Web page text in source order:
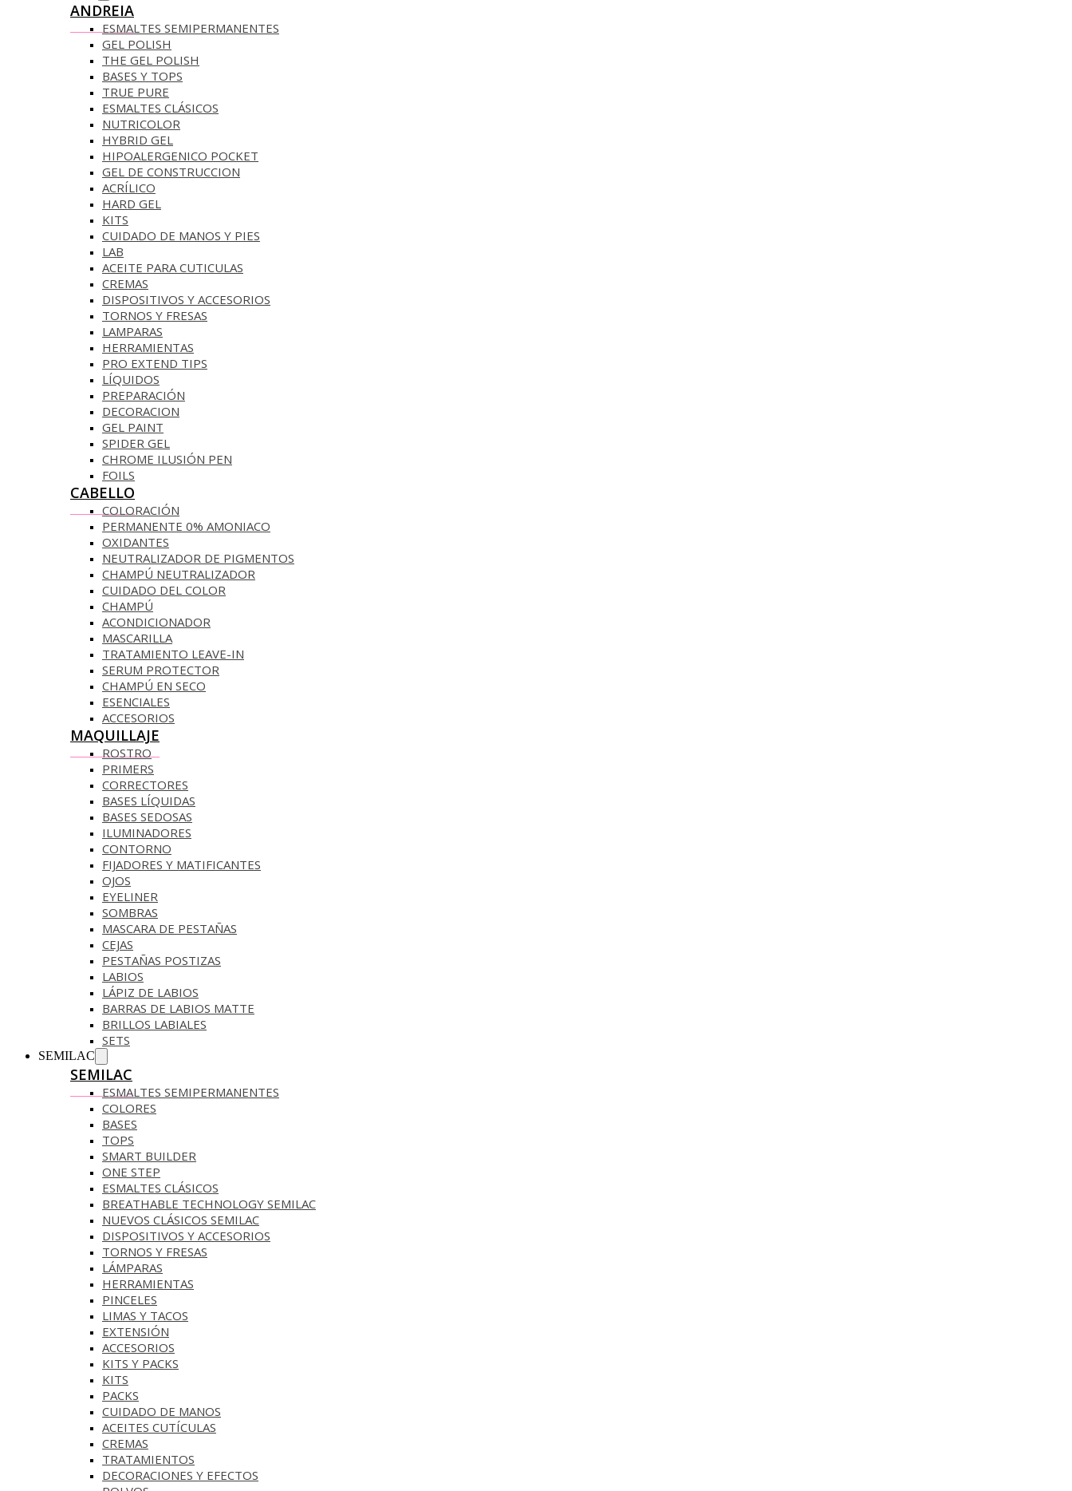
ANDREIA
ESMALTES SEMIPERMANENTES
GEL POLISH
THE GEL POLISH
BASES Y‎ TOPS
TRUE PURE
ESMALTES CLÁSICOS
NUTRICOLOR
HYBRID GEL
HIPOALERGENICO POCKET
GEL DE CONSTRUCCION
ACRÍLICO
HARD GEL
KITS
CUIDADO DE MANOS Y PIES
LAB
ACEITE PARA CUTICULAS
CREMAS
DISPOSITIVOS Y ACCESORIOS
TORNOS Y FRESAS
LAMPARAS
HERRAMIENTAS
PRO EXTEND TIPS
LÍQUIDOS
PREPARACIÓN
DECORACION
GEL PAINT
SPIDER GEL
CHROME ILUSIÓN PEN
FOILS
CABELLO
COLORACIÓN
PERMANENTE 0% AMONIACO
OXIDANTES
NEUTRALIZADOR DE PIGMENTOS
CHAMPÚ NEUTRALIZADOR
CUIDADO DEL COLOR
CHAMPÚ
ACONDICIONADOR
MASCARILLA
TRATAMIENTO LEAVE-IN
SERUM PROTECTOR
CHAMPÚ EN SECO
ESENCIALES
ACCESORIOS
MAQUILLAJE
ROSTRO
PRIMERS
CORRECTORES
BASES LÍQUIDAS
BASES SEDOSAS
ILUMINADORES
CONTORNO
FIJADORES Y MATIFICANTES
OJOS
EYELINER
SOMBRAS
MASCARA DE PESTAÑAS
CEJAS
PESTAÑAS POSTIZAS
LABIOS
LÁPIZ DE LABIOS
BARRAS DE LABIOS MATTE
BRILLOS LABIALES
SETS
SEMILAC
SEMILAC
ESMALTES SEMIPERMANENTES
COLORES
BASES
TOPS
SMART BUILDER
ONE STEP
ESMALTES CLÁSICOS
BREATHABLE TECHNOLOGY SEMILAC
NUEVOS CLÁSICOS SEMILAC
DISPOSITIVOS Y ACCESORIOS
TORNOS Y FRESAS
LÁMPARAS
HERRAMIENTAS
PINCELES
LIMAS Y TACOS
EXTENSIÓN
ACCESORIOS
KITS Y PACKS
KITS
PACKS
CUIDADO DE MANOS
ACEITES CUTÍCULAS
CREMAS
TRATAMIENTOS
DECORACIONES Y EFECTOS